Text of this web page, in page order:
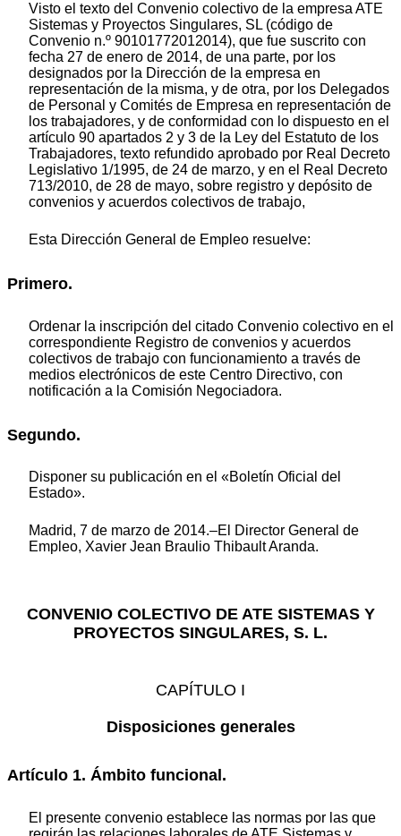
Visto el texto del Convenio colectivo de la empresa ATE
Sistemas y Proyectos Singulares, SL (código de
Convenio n.º 90101772012014), que fue suscrito con
fecha 27 de enero de 2014, de una parte, por los
designados por la Dirección de la empresa en
representación de la misma, y de otra, por los Delegados
de Personal y Comités de Empresa en representación de
los trabajadores, y de conformidad con lo dispuesto en el
artículo 90 apartados 2 y 3 de la Ley del Estatuto de los
Trabajadores, texto refundido aprobado por Real Decreto
Legislativo 1/1995, de 24 de marzo, y en el Real Decreto
713/2010, de 28 de mayo, sobre registro y depósito de
convenios y acuerdos colectivos de trabajo,
Esta Dirección General de Empleo resuelve:
Primero.
Ordenar la inscripción del citado Convenio colectivo en el
correspondiente Registro de convenios y acuerdos
colectivos de trabajo con funcionamiento a través de
medios electrónicos de este Centro Directivo, con
notificación a la Comisión Negociadora.
Segundo.
Disponer su publicación en el «Boletín Oficial del
Estado».
Madrid, 7 de marzo de 2014.–El Director General de
Empleo, Xavier Jean Braulio Thibault Aranda.
CONVENIO COLECTIVO DE ATE SISTEMAS Y
PROYECTOS SINGULARES, S. L.
CAPÍTULO I
Disposiciones generales
Artículo 1. Ámbito funcional.
El presente convenio establece las normas por las que